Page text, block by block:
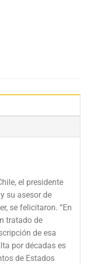
el presidente
su asesor de
se felicitaron. “En
tratado de
de esa
por décadas es
de Estados